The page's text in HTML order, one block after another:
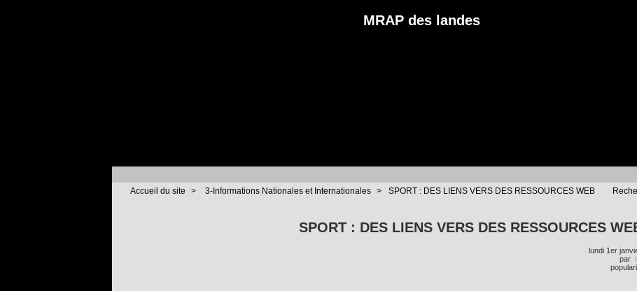
MRAP des landes
Accueil du site > 3-Informations Nationales et Internationales > SPORT : DES LIENS VERS DES RESSOURCES WEB
SPORT : DES LIENS VERS DES RESSOURCES
lundi 1er
par